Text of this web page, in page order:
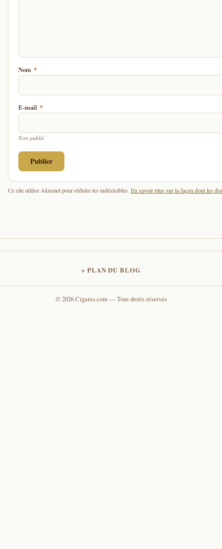
Nom *
E-mail *
Non publié
Ce site utilise Akismet pour réduire les indésirables. En savoir plus sur la façon dont les
PLAN DU BLOG
© 2026 Cigares.com — Tous droits réservés